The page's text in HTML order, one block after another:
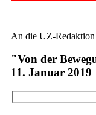
An die UZ-Redaktion
"Von der
11. Januar 2019